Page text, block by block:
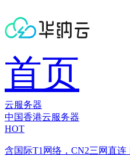
首页
云服务器
中国香港云服务器
HOT
含国际T1网络，CN2三网直连